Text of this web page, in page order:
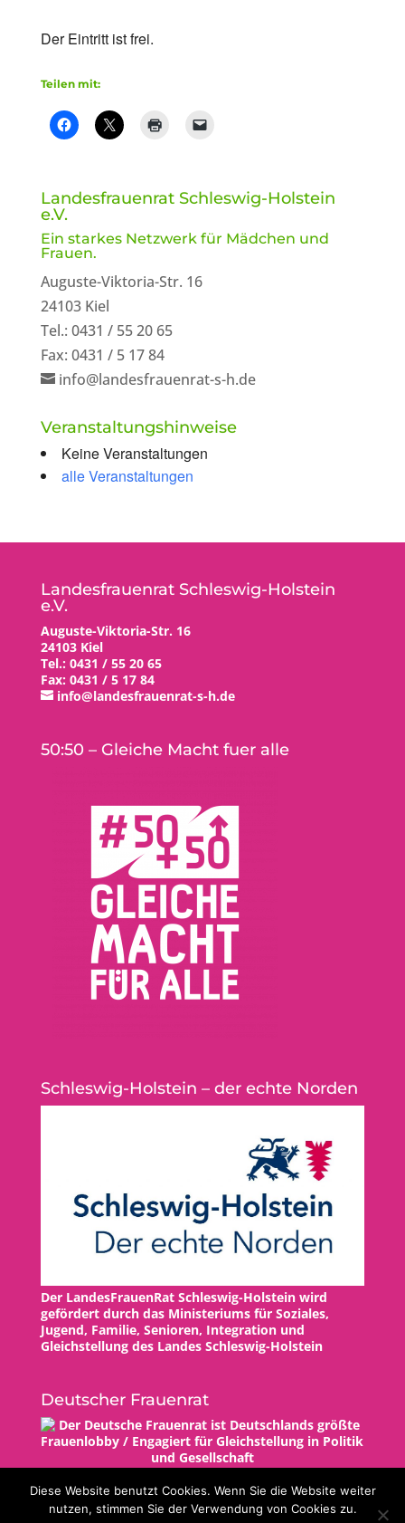
Der Eintritt ist frei.
Teilen mit:
Landesfrauenrat Schleswig-Holstein
e.V.
Ein starkes Netzwerk für Mädchen und
Frauen.
Auguste-Viktoria-Str. 16
24103 Kiel
Tel.: 0431 / 55 20 65
Fax: 0431 / 5 17 84
info@landesfrauenrat-s-h.de
Veranstaltungshinweise
Keine Veranstaltungen
alle Veranstaltungen
Landesfrauenrat Schleswig-Holstein
e.V.
Auguste-Viktoria-Str. 16
24103 Kiel
Tel.: 0431 / 55 20 65
Fax: 0431 / 5 17 84
info@landesfrauenrat-s-h.de
50:50 – Gleiche Macht fuer alle
Schleswig-Holstein – der echte Norden
Der LandesFrauenRat Schleswig-Holstein wird
gefördert durch das Ministeriums für Soziales,
Jugend, Familie, Senioren, Integration und
Gleichstellung des Landes Schleswig-Holstein
Deutscher Frauenrat
Diese Website benutzt Cookies. Wenn Sie die Website weiter
nutzen, stimmen Sie der Verwendung von Cookies zu.